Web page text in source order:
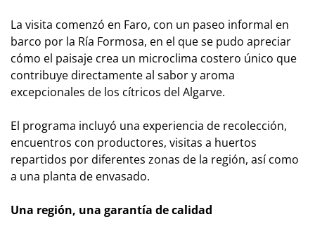
La visita comenzó en Faro, con un paseo informal en
barco por la Ría Formosa, en el que se pudo apreciar
cómo el paisaje crea un microclima costero único que
contribuye directamente al sabor y aroma
excepcionales de los cítricos del Algarve.
El programa incluyó una experiencia de recolección,
encuentros con productores, visitas a huertos
repartidos por diferentes zonas de la región, así como
a una planta de envasado.
Una región, una garantía de calidad